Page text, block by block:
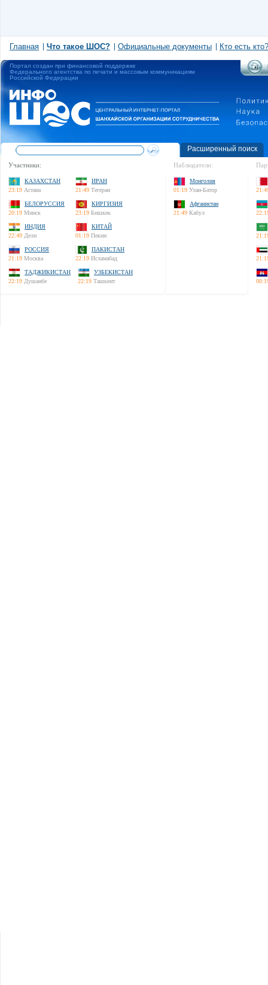
Главная Что такое ШОС? Официальные документы Кто есть кто?
Портал создан при финансовой поддержке
Федерального агентства по печати и массовым коммуникациям
Российской Федерации
Расширенный поиск
Участники:
КАЗАХСТАН
23:19 Астана
ИРАН
21:49 Тегеран
БЕЛОРУССИЯ
20:19 Минск
КИРГИЗИЯ
23:19 Бишкек
ИНДИЯ
22:49 Дели
КИТАЙ
01:19 Пекин
РОССИЯ
21:19 Москва
ПАКИСТАН
22:19 Исламабад
ТАДЖИКИСТАН
22:19 Душанбе
УЗБЕКИСТАН
22:19 Ташкент
Наблюдатели:
Монголия
01:19 Улан-Батор
Афганистан
21:49 Кабул